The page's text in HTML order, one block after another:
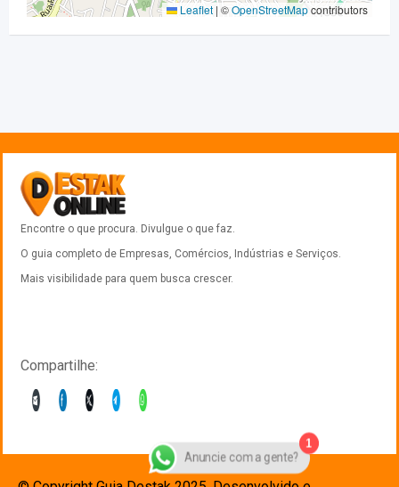
Leaflet | ©OpenStreetMapcontributors
Encontre o que procura. Divulgue o que faz.
O guia completo de Empresas, Comércios, Indústrias e Serviços.
Mais visibilidade para quem busca crescer.
Compartilhe:
1
Anuncie com a gente?